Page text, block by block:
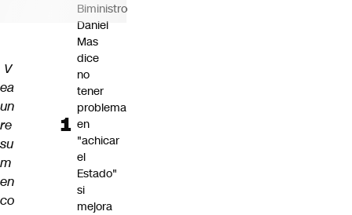
V
ea
un
re
su
m
en
co
Biministro
Daniel
Mas
dice
no
tener
problema
en
"achicar
el
Estado"
si
mejora